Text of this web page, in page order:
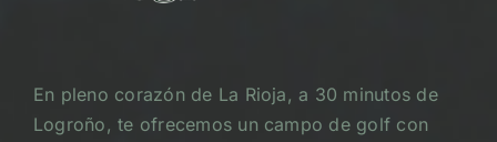
En pleno corazón de La Rioja, a 30 minutos de
Logroño, te ofrecemos un campo de golf con